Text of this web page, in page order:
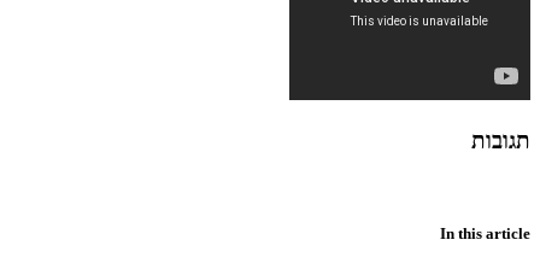
תגובות
In this article